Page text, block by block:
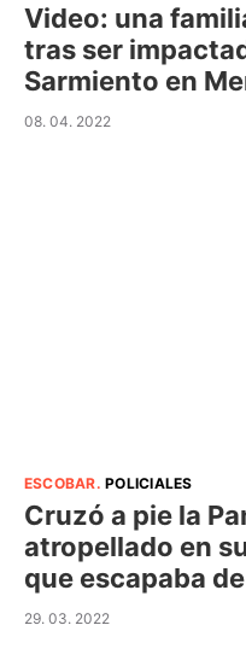
Video: una
tras ser
Sarmiento en
08. 04. 2022
ESCOBAR.POLICIALES
Cruzó a pie la
atropellado en
que escapaba
29. 03. 2022